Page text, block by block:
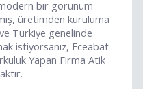
bir görünüm
üretimden kuruluma
Türkiye genelinde
istiyorsanız, Eceabat-
Yapan Firma Atik